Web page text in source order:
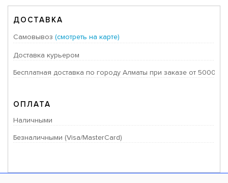
ДОСТАВКА
Самовывоз (смотреть на карте)
Доставка курьером
Бесплатная доставка по городу Алматы при заказе от 50000
ОПЛАТА
Наличными
Безналичными (Visa/MasterCard)